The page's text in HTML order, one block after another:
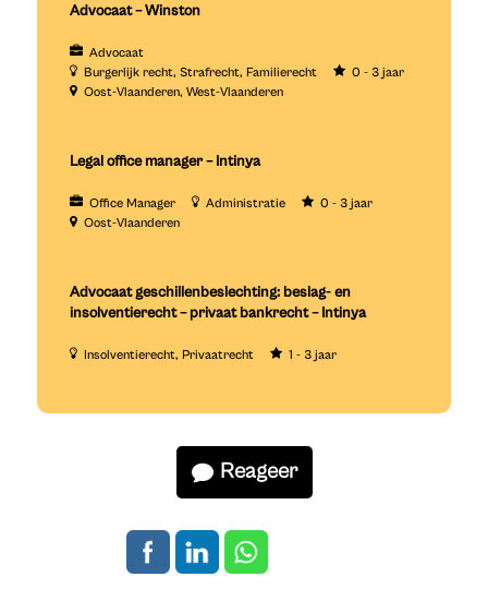
Advocaat – Winston
Advocaat
Burgerlijk recht Strafrecht Familierecht
0 - 3 jaar
Oost-Vlaanderen West-Vlaanderen
Legal office manager – Intinya
Office Manager Administratie
0 - 3 jaar
Oost-Vlaanderen
Advocaat geschillenbeslechting: beslag- en
insolventierecht – privaat bankrecht – Intinya
Insolventierecht Privaatrecht 1 - 3 jaar
Reageer